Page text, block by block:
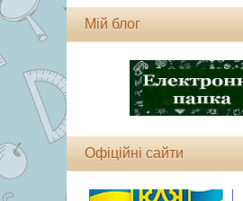
Мій блог
Офіційні сайти